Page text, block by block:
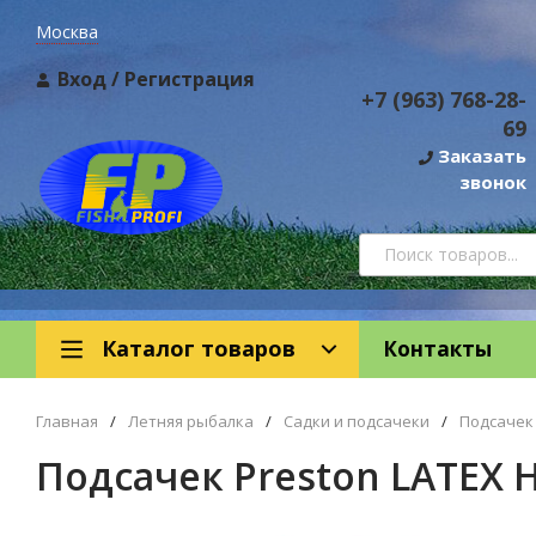
Москва
Вход/ Регистрация
+7 (963) 768-28-
69
Заказать
звонок
Каталог товаров Контакты
Главная / Летняя рыбалка / Садки и подсачеки /
Подсачек Preston LATEX